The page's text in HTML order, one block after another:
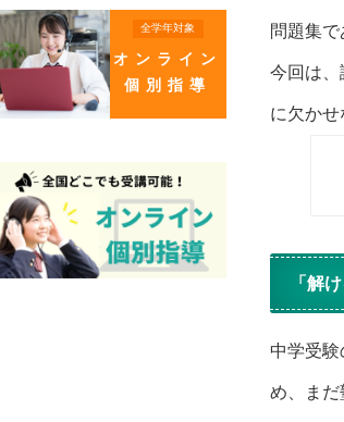
全学年対象
オンライン
個別指導
問題集
今回は、
に欠かせ
「解
中学受
め、まだ